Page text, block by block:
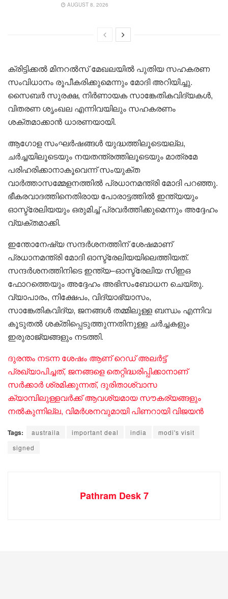
AUGUST 8, 2026
ക്രിട്ടിക്കൽ മിനറൽസ് മേഖലയിൽ പുതിയ സഹകരണ
സംവിധാനം രൂപീകരിക്കുമെന്നും മോദി അറിയിച്ചു.
സൈബർ സുരക്ഷ, നിർണായക സാങ്കേതികവിദ്യകൾ,
വിതരണ ശൃംഖല എന്നിവയിലും സഹകരണം
ശക്തമാക്കാൻ ധാരണയായി.
ആഗോള സംഘർഷങ്ങൾ യുദ്ധത്തിലൂടെയല്ല,
ചർച്ചയിലൂടെയും നയതന്ത്രത്തിലൂടെയും മാത്രമേ
പരിഹരിക്കാനാകൂവെന്ന് സംയുക്ത
വാർത്താസമ്മേളനത്തിൽ പ്രധാനമന്ത്രി മോദി പറഞ്ഞു.
ഭീകരവാദത്തിനെതിരായ പോരാട്ടത്തിൽ ഇന്ത്യയും
ഓസ്ട്രേലിയയും ഒരുമിച്ച് പ്രവർത്തിക്കുമെന്നും അദ്ദേഹം
വ്യക്തമാക്കി.
ഇന്തോനേഷ്യ സന്ദർശനത്തിന് ശേഷമാണ്
പ്രധാനമന്ത്രി മോദി ഓസ്ട്രേലിയയിലെത്തിയത്.
സന്ദർശനത്തിനിടെ ഇന്ത്യ–ഓസ്ട്രേലിയ സിഇഒ
ഫോറത്തെയും അദ്ദേഹം അഭിസംബോധന ചെയ്തു.
വ്യാപാരം, നിക്ഷേപം, വിദ്യാഭ്യാസം,
സാങ്കേതികവിദ്യ, ജനങ്ങൾ തമ്മിലുള്ള ബന്ധം എന്നിവ
കൂടുതൽ ശക്തിപ്പെടുത്തുന്നതിനുള്ള ചർച്ചകളും
ഇരുരാജ്യങ്ങളും നടത്തി.
ദുരന്തം നടന്ന ശേഷം ആണ് റെഡ് അലർട്ട്
പ്രഖ്യാപിച്ചത്, ജനങ്ങളെ തെറ്റിദ്ധരിപ്പിക്കാനാണ്
സര്‍ക്കാര്‍ ശ്രമിക്കുന്നത്, ദുരിതാശ്വാസ
ക്യാമ്പിലുള്ളവർക്ക് ആവശ്യമായ സൗകര്യങ്ങളും
നല്‍കുന്നില്ല, വിമര്‍ശനവുമായി പിണറായി വിജയന്‍
Tags: austraila important deal india
modi's visit
signed
Pathram Desk 7